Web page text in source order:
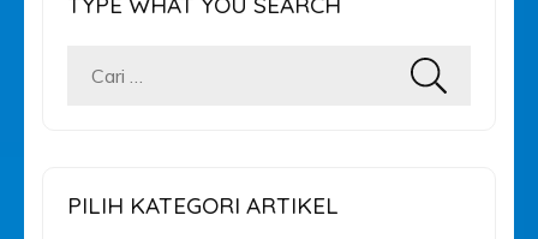
Cari
PILIH KATEGORI ARTIKEL